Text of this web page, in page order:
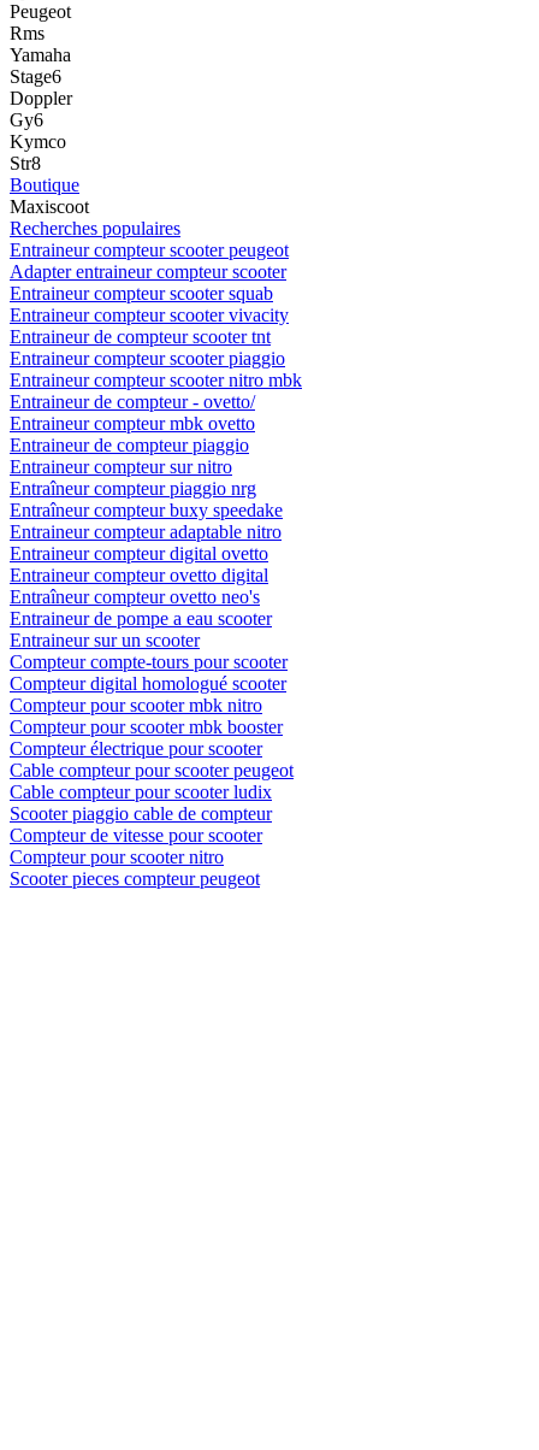
Peugeot
Rms
Yamaha
Stage6
Doppler
Gy6
Kymco
Str8
Boutique
Maxiscoot
Recherches populaires
Entraineur compteur scooter peugeot
Adapter entraineur compteur scooter
Entraineur compteur scooter squab
Entraineur compteur scooter vivacity
Entraineur de compteur scooter tnt
Entraineur compteur scooter piaggio
Entraineur compteur scooter nitro mbk
Entraineur de compteur - ovetto/
Entraineur compteur mbk ovetto
Entraineur de compteur piaggio
Entraineur compteur sur nitro
Entraîneur compteur piaggio nrg
Entraîneur compteur buxy speedake
Entraineur compteur adaptable nitro
Entraineur compteur digital ovetto
Entraineur compteur ovetto digital
Entraîneur compteur ovetto neo's
Entraineur de pompe a eau scooter
Entraineur sur un scooter
Compteur compte-tours pour scooter
Compteur digital homologué scooter
Compteur pour scooter mbk nitro
Compteur pour scooter mbk booster
Compteur électrique pour scooter
Cable compteur pour scooter peugeot
Cable compteur pour scooter ludix
Scooter piaggio cable de compteur
Compteur de vitesse pour scooter
Compteur pour scooter nitro
Scooter pieces compteur peugeot